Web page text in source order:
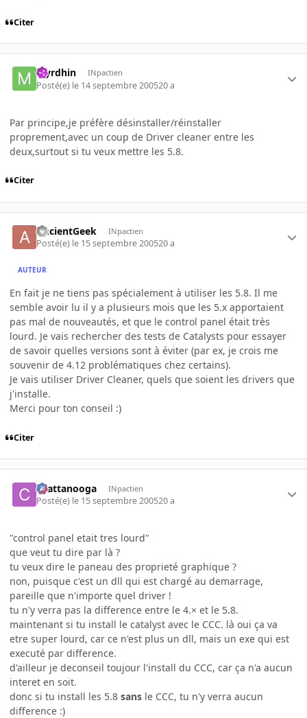
Citer
Myrdhin INpactien
Posté(e) le 14 septembre 200520 a
Par principe,je préfère désinstaller/réinstaller
proprement,avec un coup de Driver cleaner entre les
deux,surtout si tu veux mettre les 5.8.
Citer
AncientGeek INpactien
Posté(e) le 15 septembre 200520 a
AUTEUR
En fait je ne tiens pas spécialement à utiliser les 5.8. Il me
semble avoir lu il y a plusieurs mois que les 5.x apportaient
pas mal de nouveautés, et que le control panel était très
lourd. Je vais rechercher des tests de Catalysts pour essayer
de savoir quelles versions sont à éviter (par ex, je crois me
souvenir de 4.12 problématiques chez certains).
Je vais utiliser Driver Cleaner, quels que soient les drivers que
j'installe.
Merci pour ton conseil :)
Citer
chattanooga INpactien
Posté(e) le 15 septembre 200520 a
"control panel etait tres lourd"
que veut tu dire par là ?
tu veux dire le paneau des proprieté graphique ?
non, puisque c'est un dll qui est chargé au demarrage,
pareille que n'importe quel driver !
tu n'y verra pas la difference entre le 4.× et le 5.8.
maintenant si tu install le catalyst avec le CCC. là oui ça va
etre super lourd, car ce n'est plus un dll, mais un exe qui est
executé par difference.
d'ailleur je deconseil toujour l'install du CCC, car ça n'a aucun
interet en soit.
donc si tu install les 5.8 sans le CCC, tu n'y verra aucun
difference :)